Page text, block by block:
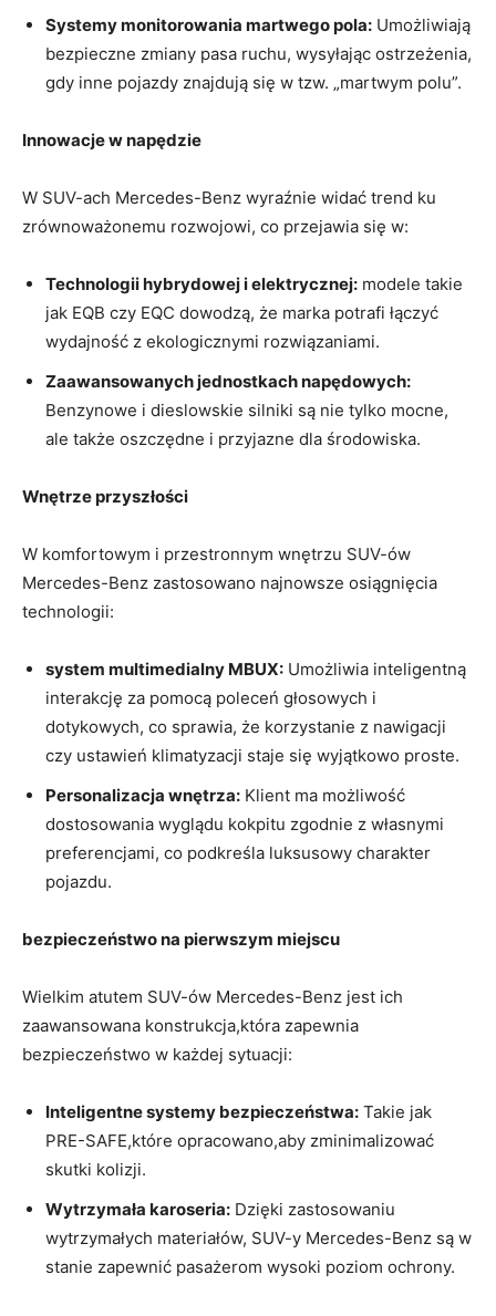
Systemy monitorowania martwego pola: Umożliwiają
bezpieczne zmiany pasa ruchu, wysyłając ostrzeżenia,
gdy inne pojazdy znajdują się w tzw. „martwym polu”.
Innowacje w napędzie
W SUV-ach Mercedes-Benz wyraźnie widać trend ku
zrównoważonemu rozwojowi, co przejawia się w:
Technologii hybrydowej i elektrycznej: modele takie
jak EQB czy EQC dowodzą, że marka potrafi łączyć
wydajność z ekologicznymi rozwiązaniami.
Zaawansowanych jednostkach napędowych:
Benzynowe i dieslowskie silniki są nie tylko mocne,
ale także oszczędne i przyjazne dla środowiska.
Wnętrze przyszłości
W komfortowym i przestronnym wnętrzu SUV-ów
Mercedes-Benz zastosowano najnowsze osiągnięcia
technologii:
system multimedialny MBUX: Umożliwia inteligentną
interakcję za pomocą poleceń głosowych i
dotykowych, co sprawia, że korzystanie z nawigacji
czy ustawień klimatyzacji staje się wyjątkowo proste.
Personalizacja wnętrza: Klient ma możliwość
dostosowania wyglądu kokpitu zgodnie z własnymi
preferencjami, co podkreśla luksusowy charakter
pojazdu.
bezpieczeństwo na pierwszym miejscu
Wielkim atutem SUV-ów Mercedes-Benz jest ich
zaawansowana konstrukcja,która zapewnia
bezpieczeństwo w każdej sytuacji:
Inteligentne systemy bezpieczeństwa: Takie jak
PRE-SAFE,które opracowano,aby zminimalizować
skutki kolizji.
Wytrzymała karoseria: Dzięki zastosowaniu
wytrzymałych materiałów, SUV-y Mercedes-Benz są w
stanie zapewnić pasażerom wysoki poziom ochrony.